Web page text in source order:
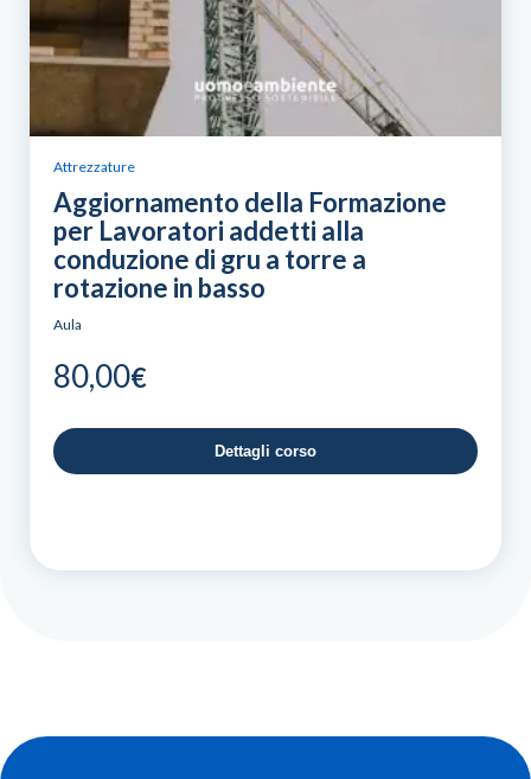
Attrezzature
Aggiornamento della Formazione
per Lavoratori addetti alla
conduzione di gru a torre a
rotazione in basso
Aula
80,00€
Dettagli corso